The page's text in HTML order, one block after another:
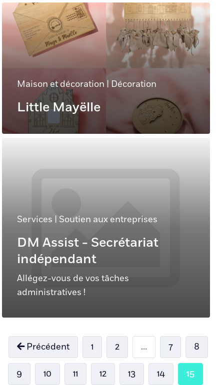
Maison et décoration | Décoration
Little Mayëlle
Services | Soutien aux entreprises
DM Assist - Secrétariat
indépendant
Allégez-vous de vos tâches
administratives !
Précédent 1 2 ... 7 8
9 10 11 12 13 14 15